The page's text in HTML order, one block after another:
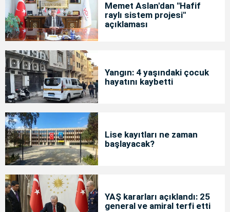
Memet Aslan'dan "Hafif
raylı sistem projesi"
açıklaması
Yangın: 4 yaşındaki çocuk
hayatını kaybetti
Lise kayıtları ne zaman
başlayacak?
YAŞ kararları açıklandı: 25
general ve amiral terfi etti